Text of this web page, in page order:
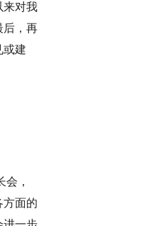
来对我
后，再
或建
，
方面的